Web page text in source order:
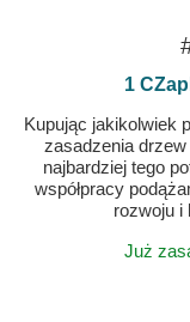
1
Kupując jakikolwiek
zasadzenia
najbardziej tego
współpracy
rozwoju i
Już